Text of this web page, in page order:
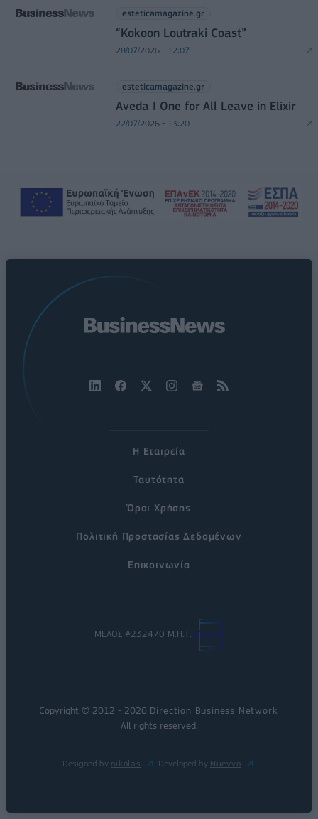
esteticamagazine.gr
“Kokoon Loutraki Coast”
28/07/2026 - 12:07
esteticamagazine.gr
Aveda I One for All Leave in Elixir
22/07/2026 - 13:20
Η Εταιρεία
Ταυτότητα
Όροι Χρήσης
Πολιτική Προστασίας Δεδομένων
Επικοινωνία
ΜΕΛΟΣ #232470 Μ.Η.Τ.
Copyright © 2012 - 2026 Direction Business Network
All rights reserved.
Designed by nikolas Developed by Nuevvo